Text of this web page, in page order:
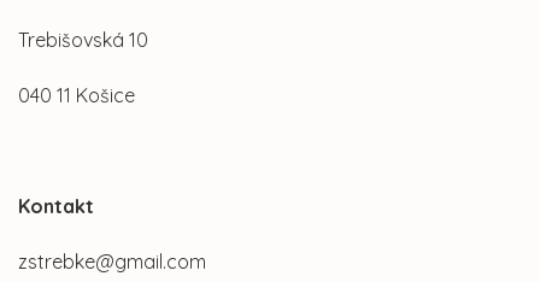
Trebišovská 10
040 11 Košice
Kontakt
zstrebke@gmail.com